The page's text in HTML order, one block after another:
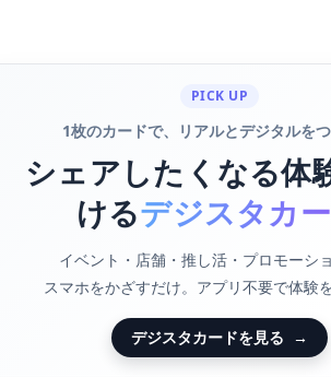
PICK UP
1枚のカードで、リアルとデジタルをつ
シェアしたくなる体
けるデジスタカ
イベント・店舗・推し活・プロモーショ
スマホをかざすだけ。アプリ不要で体験を
デジスタカードを見る →